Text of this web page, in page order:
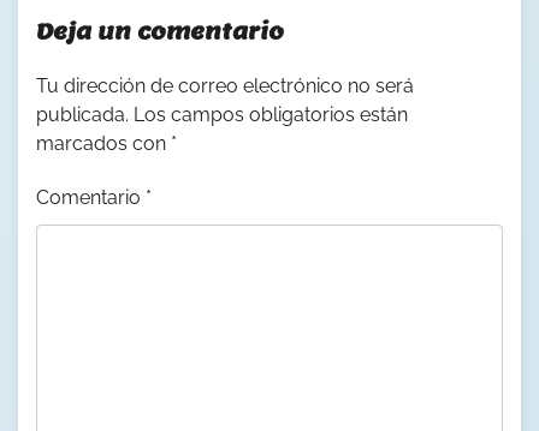
Deja un comentario
Tu dirección de correo electrónico no será
publicada. Los campos obligatorios están
marcados con *
Comentario *